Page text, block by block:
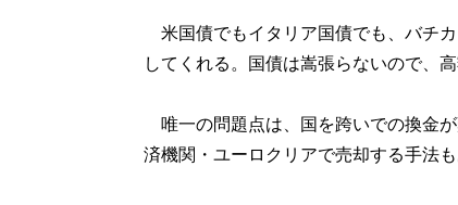
米国債でもイタリア国債でも、バチ
してくれる。国債は嵩張らないので、
唯一の問題点は、国を跨いでの換金
済機関・ユーロクリアで売却する手法